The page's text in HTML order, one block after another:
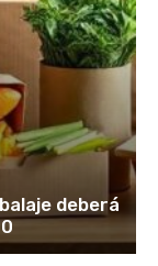
deberá